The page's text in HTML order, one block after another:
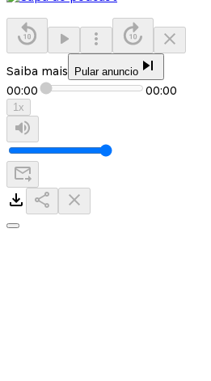
Saiba mais Pular anuncio
00:00 00:00
1x